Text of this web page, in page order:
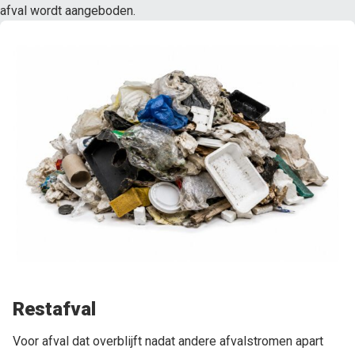
afval wordt aangeboden.
Restafval
Voor afval dat overblijft nadat andere afvalstromen apart